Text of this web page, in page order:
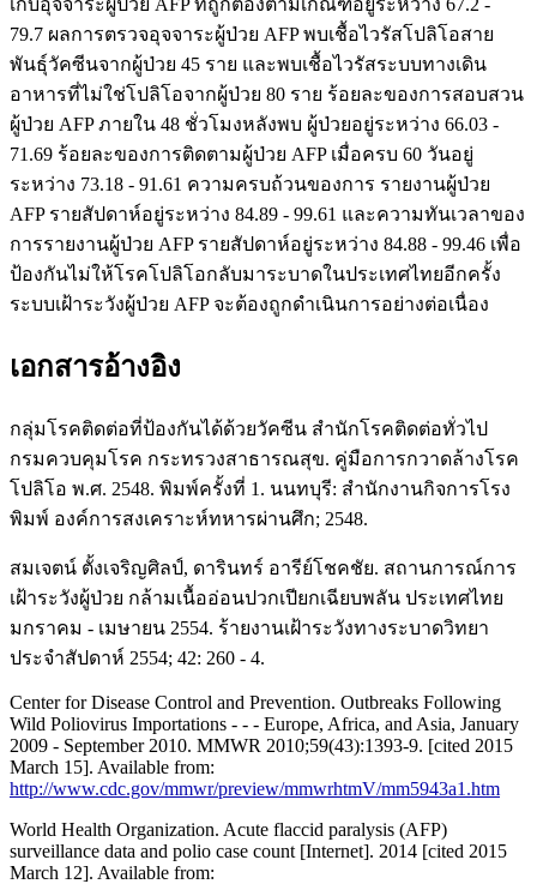
เก็บอุจจาระผู้ป่วย AFP ที่ถูกต้องตามเกณฑ์อยู่ระหว่าง 67.2 -
79.7 ผลการตรวจอุจจาระผู้ป่วย AFP พบเชื้อไวรัสโปลิโอสาย
พันธุ์วัคซีนจากผู้ป่วย 45 ราย และพบเชื้อไวรัสระบบทางเดิน
อาหารที่ไม่ใช่โปลิโอจากผู้ป่วย 80 ราย ร้อยละของการสอบสวน
ผู้ป่วย AFP ภายใน 48 ชั่วโมงหลังพบ ผู้ป่วยอยู่ระหว่าง 66.03 -
71.69 ร้อยละของการติดตามผู้ป่วย AFP เมื่อครบ 60 วันอยู่
ระหว่าง 73.18 - 91.61 ความครบถ้วนของการ รายงานผู้ป่วย
AFP รายสัปดาห์อยู่ระหว่าง 84.89 - 99.61 และความทันเวลาของ
การรายงานผู้ป่วย AFP รายสัปดาห์อยู่ระหว่าง 84.88 - 99.46 เพื่อ
ป้องกันไม่ให้โรคโปลิโอกลับมาระบาดในประเทศไทยอีกครั้ง
ระบบเฝ้าระวังผู้ป่วย AFP จะต้องถูกดำเนินการอย่างต่อเนื่อง
เอกสารอ้างอิง
กลุ่มโรคติดต่อที่ป้องกันได้ด้วยวัคซีน สำนักโรคติดต่อทั่วไป
กรมควบคุมโรค กระทรวงสาธารณสุข. คู่มือการกวาดล้างโรค
โปลิโอ พ.ศ. 2548. พิมพ์ครั้งที่ 1. นนทบุรี: สำนักงานกิจการโรง
พิมพ์ องค์การสงเคราะห์ทหารผ่านศึก; 2548.
สมเจตน์ ตั้งเจริญศิลป์, ดารินทร์ อารีย์โชคชัย. สถานการณ์การ
เฝ้าระวังผู้ป่วย กล้ามเนื้ออ่อนปวกเปียกเฉียบพลัน ประเทศไทย
มกราคม - เมษายน 2554. ร้ายงานเฝ้าระวังทางระบาดวิทยา
ประจำสัปดาห์ 2554; 42: 260 - 4.
Center for Disease Control and Prevention. Outbreaks Following
Wild Poliovirus Importations - - - Europe, Africa, and Asia, January
2009 - September 2010. MMWR 2010;59(43):1393-9. [cited 2015
March 15]. Available from:
http://www.cdc.gov/mmwr/preview/mmwrhtmV/mm5943a1.htm
World Health Organization. Acute flaccid paralysis (AFP)
surveillance data and polio case count [Internet]. 2014 [cited 2015
March 12]. Available from: